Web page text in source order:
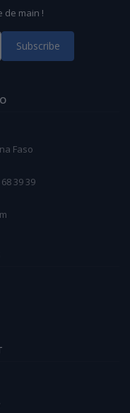
de main !
Subscribe
Faso
39 39